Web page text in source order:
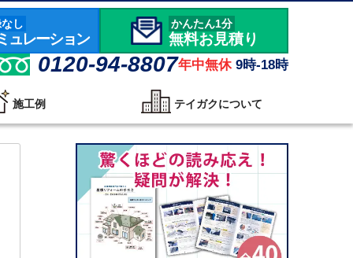
し
ュレーション
かんたん1分
無料お見積り
0120-94-8807年中無休 9時-18時
施工例 テイガクについて